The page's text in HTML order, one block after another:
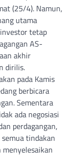
(25/4). Namun,
utama
tetap
AS-
akhir
dirilis.
pada Kamis
berbicara
Sementara
ada negosiasi
perdagangan,
tindakan